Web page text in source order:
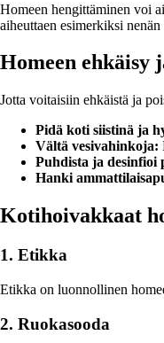
Homeen hengittäminen voi
aiheuttaen esimerkiksi
Homeen ehkäisy
Jotta voitaisiin ehkäistä ja
Pidä koti siistinä ja
Vältä vesivahinkoja:
Puhdista ja desinfioi
Hanki
Kotihoivakkaat
1. Etikka
Etikka on luonnollinen
2. Ruokasooda